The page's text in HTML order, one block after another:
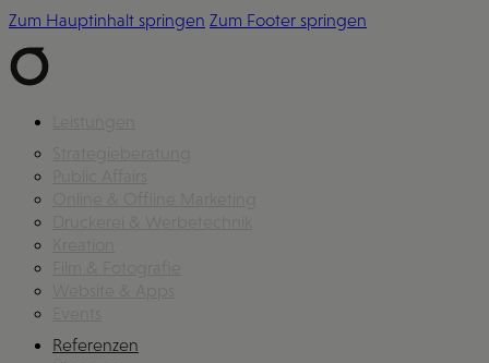
Zum Hauptinhalt springen Zum Footer springen
Referenzen